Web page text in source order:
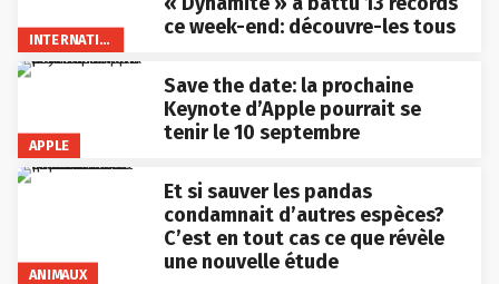
INTERNATIONAL
ce week-end: découvre-les tous
APPLE
Save the date: la prochaine
Keynote d’Apple pourrait se
tenir le 10 septembre
ANIMAUX
Et si sauver les pandas
condamnait d’autres espèces?
C’est en tout cas ce que révèle
une nouvelle étude